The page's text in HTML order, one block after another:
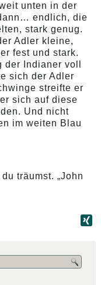
unten in der
endlich, die
stark genug.
Adler kleine,
fest und stark.
der Indianer voll
sich der Adler
streifte er
sich auf diese
Und nicht
im weiten Blau
träumst. „John